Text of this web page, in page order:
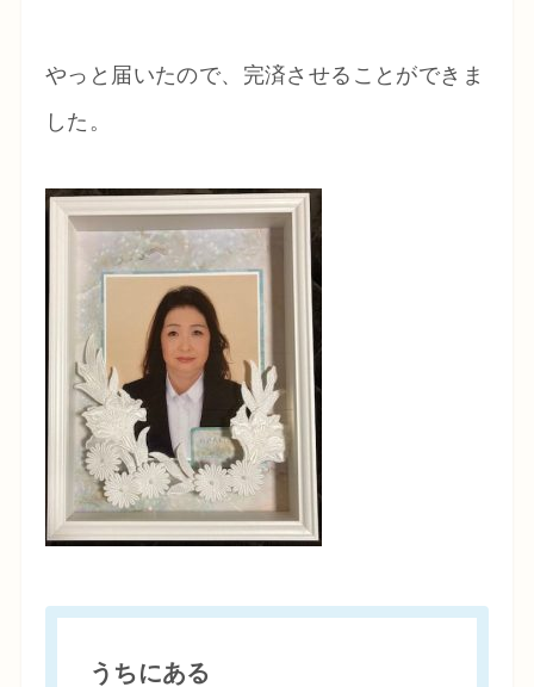
やっと届いたので、完済させることができま
した。
うちにある